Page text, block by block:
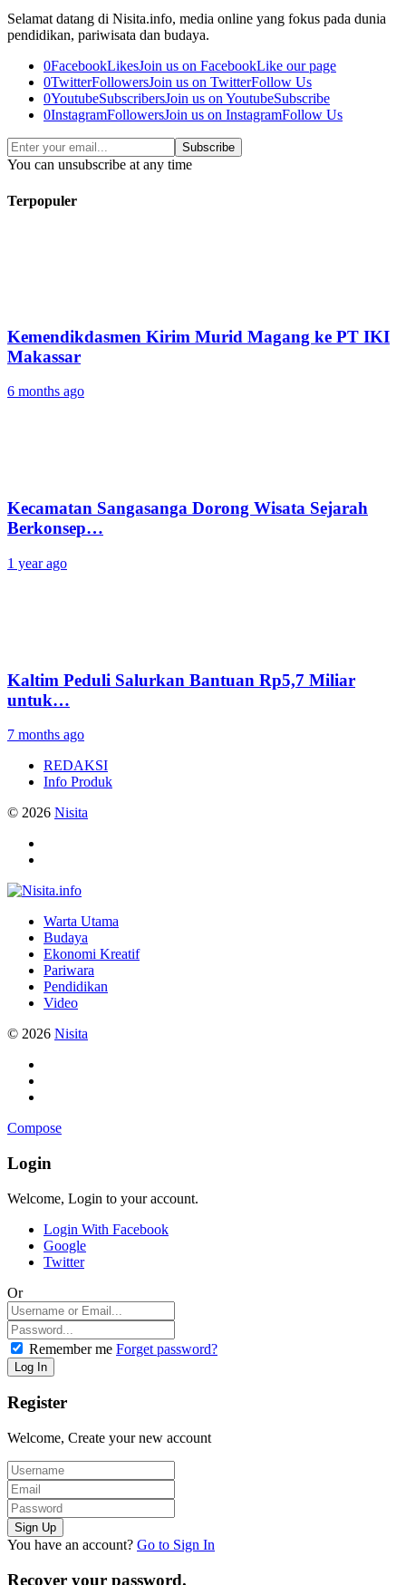
Selamat datang di Nisita.info, media online yang fokus pada dunia
pendidikan, pariwisata dan budaya.
0FacebookLikesJoin us on FacebookLike our page
0TwitterFollowersJoin us on TwitterFollow Us
0YoutubeSubscribersJoin us on YoutubeSubscribe
0InstagramFollowersJoin us on InstagramFollow Us
Subscribe
You can unsubscribe at any time
Terpopuler
Kemendikdasmen Kirim Murid Magang ke PT IKI
Makassar
6 months ago
Kecamatan Sangasanga Dorong Wisata Sejarah
Berkonsep…
1 year ago
Kaltim Peduli Salurkan Bantuan Rp5,7 Miliar
untuk…
7 months ago
REDAKSI
Info Produk
© 2026 Nisita
Warta Utama
Budaya
Ekonomi Kreatif
Pariwara
Pendidikan
Video
© 2026 Nisita
Compose
Login
Welcome, Login to your account.
Login With Facebook
Google
Twitter
Or
Remember me Forget password?
Register
Welcome, Create your new account
You have an account? Go to Sign In
Recover your password.